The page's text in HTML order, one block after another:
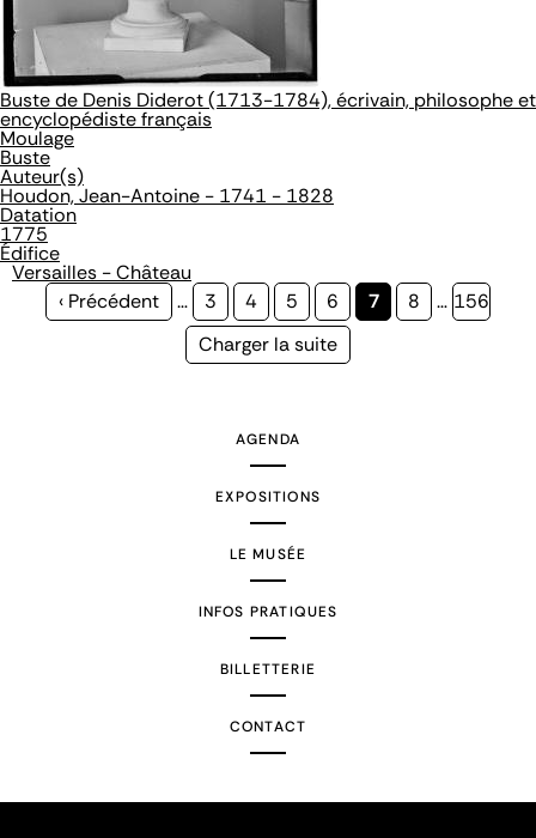
Buste de Denis Diderot (1713-1784), écrivain, philosophe et
encyclopédiste français
Moulage
Buste
Auteur(s)
Houdon, Jean-Antoine - 1741 - 1828
Datation
1775
Édifice
Versailles - Château
Page
‹ Précédent … Page
3 Page
4 Page
5 Page
6
Page
7 Page
8 … Page
156
Page
Charger la suite
AGENDA
EXPOSITIONS
LE MUSÉE
INFOS PRATIQUES
BILLETTERIE
CONTACT